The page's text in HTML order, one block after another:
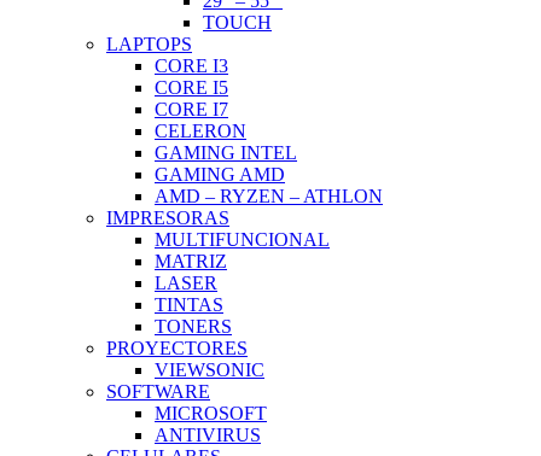
TOUCH
LAPTOPS
CORE I3
CORE I5
CORE I7
CELERON
GAMING INTEL
GAMING AMD
AMD – RYZEN – ATHLON
IMPRESORAS
MULTIFUNCIONAL
MATRIZ
LASER
TINTAS
TONERS
PROYECTORES
VIEWSONIC
SOFTWARE
MICROSOFT
ANTIVIRUS